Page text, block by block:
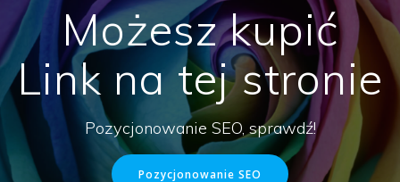
Możesz kupić
Link na tej stronie
Pozycjonowanie SEO, sprawdź!
Pozycjonowanie SEO